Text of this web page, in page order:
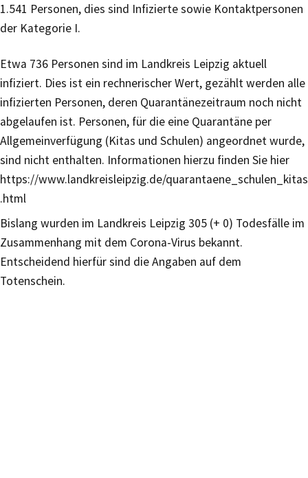
1.541 Personen, dies sind Infizierte sowie Kontaktpersonen
der Kategorie I.
Etwa 736 Personen sind im Landkreis Leipzig aktuell
infiziert. Dies ist ein rechnerischer Wert, gezählt werden alle
infizierten Personen, deren Quarantänezeitraum noch nicht
abgelaufen ist. Personen, für die eine Quarantäne per
Allgemeinverfügung (Kitas und Schulen) angeordnet wurde,
sind nicht enthalten. Informationen hierzu finden Sie hier
https://www.landkreisleipzig.de/quarantaene_schulen_kitas
.html
Bislang wurden im Landkreis Leipzig 305 (+ 0) Todesfälle im
Zusammenhang mit dem Corona-Virus bekannt.
Entscheidend hierfür sind die Angaben auf dem
Totenschein.